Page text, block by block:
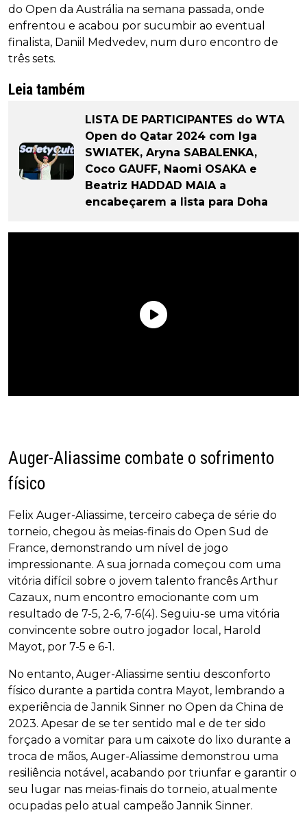
do Open da Austrália na semana passada, onde
enfrentou e acabou por sucumbir ao eventual
finalista, Daniil Medvedev, num duro encontro de
três sets.
Leia também
LISTA DE PARTICIPANTES do WTA
Open do Qatar 2024 com Iga
SWIATEK, Aryna SABALENKA,
Coco GAUFF, Naomi OSAKA e
Beatriz HADDAD MAIA a
encabeçarem a lista para Doha
Auger-Aliassime combate o sofrimento
físico
Felix Auger-Aliassime, terceiro cabeça de série do
torneio, chegou às meias-finais do Open Sud de
France, demonstrando um nível de jogo
impressionante. A sua jornada começou com uma
vitória difícil sobre o jovem talento francês Arthur
Cazaux, num encontro emocionante com um
resultado de 7-5, 2-6, 7-6(4). Seguiu-se uma vitória
convincente sobre outro jogador local, Harold
Mayot, por 7-5 e 6-1.
No entanto, Auger-Aliassime sentiu desconforto
físico durante a partida contra Mayot, lembrando a
experiência de Jannik Sinner no Open da China de
2023. Apesar de se ter sentido mal e de ter sido
forçado a vomitar para um caixote do lixo durante a
troca de mãos, Auger-Aliassime demonstrou uma
resiliência notável, acabando por triunfar e garantir o
seu lugar nas meias-finais do torneio, atualmente
ocupadas pelo atual campeão Jannik Sinner.